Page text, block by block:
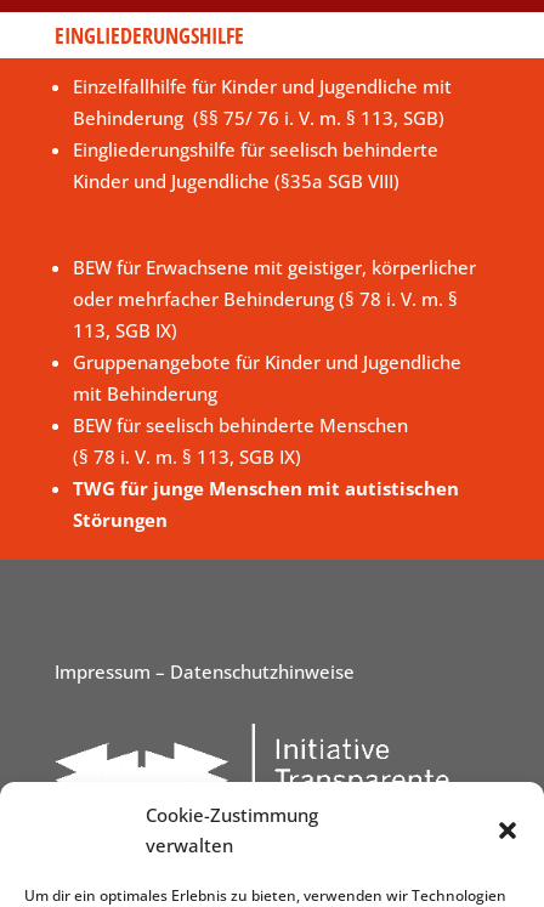
Cookie-Zustimmung
verwalten
Um dir ein optimales Erlebnis zu bieten, verwenden wir Technologien
EINGLIEDERUNGSHILFE
Einzelfallhilfe für Kinder und Jugendliche mit
Behinderung (§§ 75/ 76 i. V. m. § 113, SGB)
Eingliederungshilfe für seelisch behinderte
Kinder und Jugendliche (§35a SGB VIII)
BEW für Erwachsene mit geistiger, körperlicher
oder mehrfacher Behinderung (§ 78 i. V. m. §
113, SGB IX)
Gruppenangebote für Kinder und Jugendliche
mit Behinderung
BEW für seelisch behinderte Menschen
(§ 78 i. V. m. § 113, SGB IX)
TWG für junge Menschen mit autistischen
Störungen
Impressum – Datenschutzhinweise